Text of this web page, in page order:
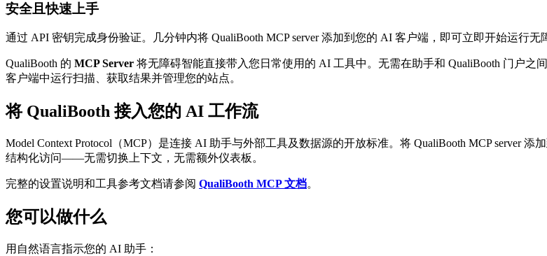
安全且快速上手
通过 API 密钥完成身份验证。几分钟内将 QualiBooth MCP server 添加到您的 AI 客户端，即可立即开始运行无
QualiBooth 的 MCP Server 将无障碍智能直接带入您日常使用的 AI 工具中。无需在助手和 QualiBooth 门户
客户端中运行扫描、获取结果并管理您的站点。
将 QualiBooth 接入您的 AI 工作流
Model Context Protocol（MCP）是连接 AI 助手与外部工具及数据源的开放标准。将 QualiBooth MCP server
结构化访问——无需切换上下文，无需额外仪表板。
完整的设置说明和工具参考文档请参阅 QualiBooth MCP 文档。
您可以做什么
用自然语言指示您的 AI 助手：